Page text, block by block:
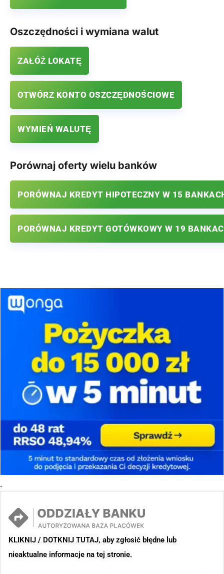
Oszczędności i wymiana walut
ZAŁÓŻ LOKATĘ
OTWÓRZ KONTO OSZCZĘDNOŚCIOWE
WYMIEŃ WALUTĘ
Porównaj oferty wielu banków
PORÓWNAJ KREDYT HIPOTECZNY W 15
PORÓWNAJ KREDYT GOTÓWKOWY W 19
.
KLIKNIJ / DOTKNIJ TUTAJ, aby zgłosić błędne lub
nieaktualne informacje na tej stronie.